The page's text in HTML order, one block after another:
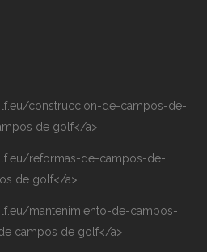
construccion-de-campos-de-
de golf</a>
reformas-de-campos-de-
de golf</a>
mantenimiento-de-campos-
campos de golf</a>